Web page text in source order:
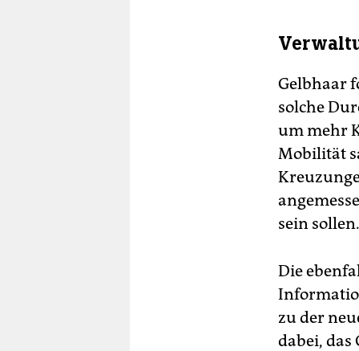
Gelbhaar
solche
um mehr
Mobilität
sein sollen.
Die
zu der
dabei, das